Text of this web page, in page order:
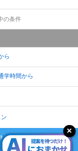
の条件
ら
学時間から
マップ
会社案内